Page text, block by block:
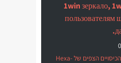
1win зеркало,
пользователям
סיכום הניסוי ב'מקורות': בחינת הכיסויים הצפים של Hexa-